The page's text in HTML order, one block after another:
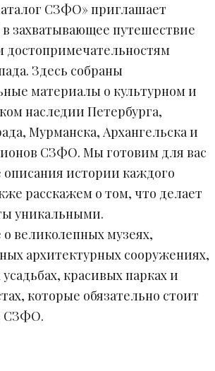
СЗФО» приглашает
захватывающее путешествие
достопримечательностям
Здесь собраны
материалы о культурном и
наследии Петербурга,
Мурманска, Архангельска и
СЗФО. Мы готовим для вас
истории каждого
расскажем о том, что делает
уникальными.
о великолепных музеях,
архитектурных сооружениях,
красивых парках и
которые обязательно стоит
СЗФО.